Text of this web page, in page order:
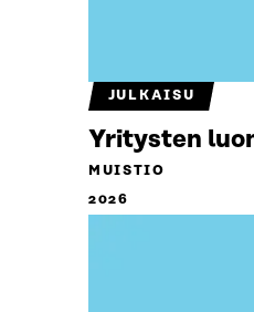
JULKAISU
Yritysten
MUISTIO
2026